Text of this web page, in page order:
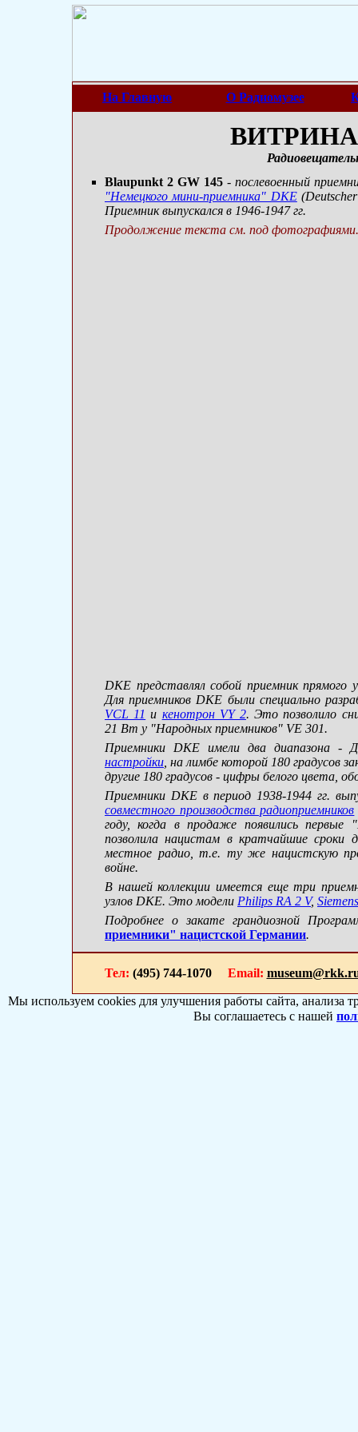
На Главную О Радиомузее
ВИТРИНА
Blaupunkt 2 GW 145- послевоенный
"Немецкого мини-приемника" DKE
Приемник выпускался в 1946-1947 гг.
Продолжение текста см. под
DKE представлял собой приемник прямого
Для приемников DKE были специально
VCL 11 и кенотрон VY 2. Это позволило
21 Вт у "Народных приемников" VE 301.
Приемники DKE имели два диапазона -
настройки , на лимбе которой 180 градусов
другие 180 градусов - цифры белого цвета,
Приемники DKE в период 1938-1944 гг.
совместного производства радиоприемников
году, когда в продаже появились
позволила нацистам в кратчайшие сроки
местное радио, т.е. ту же нацистскую
войне.
В нашей коллекции имеется еще три
узлов DKE. Это модели Philips RA 2 V,
Подробнее о закате грандиозной
приемники" нацистской Германии.
Тел: (495) 744-1070 Email:
Мы используем cookies для улучшения работы сайта, анализа
Вы соглашаетесь с нашей